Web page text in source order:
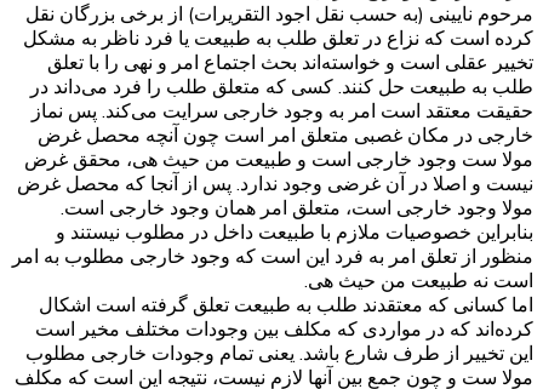
مرحوم نایینی (به حسب نقل اجود التقریرات) از برخی بزرگان نقل
کرده است که نزاع در تعلق طلب به طبیعت یا فرد ناظر به مشکل
تخییر عقلی است و خواسته‌اند بحث اجتماع امر و نهی را با تعلق
طلب به طبیعت حل کنند. کسی که متعلق طلب را فرد می‌داند در
حقیقت معتقد است امر به وجود خارجی سرایت می‌کند. پس نماز
خارجی در مکان غصبی متعلق امر است چون آنچه محصل غرض
مولا ست وجود خارجی است و طبیعت من حیث هی، محقق غرض
نیست و اصلا در آن غرضی وجود ندارد. پس از آنجا که محصل غرض
مولا وجود خارجی است، متعلق امر همان وجود خارجی است.
بنابراین خصوصیات ملازم با طبیعت داخل در مطلوب نیستند و
منظور از تعلق امر به فرد این است که وجود خارجی مطلوب به امر
است نه طبیعت من حیث هی.
اما کسانی که معتقدند طلب به طبیعت تعلق گرفته است اشکال
کرده‌اند که در مواردی که مکلف بین وجودات مختلف مخیر است
این تخییر از طرف شارع باشد. یعنی تمام وجودات خارجی مطلوب
مولا ست و چون جمع بین آنها لازم نیست، نتیجه این است که مکلف